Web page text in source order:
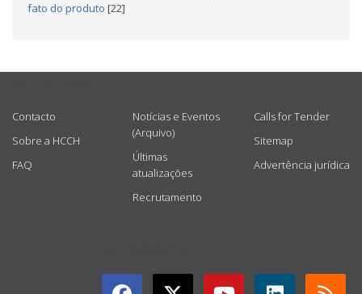
fato do produto [22]
Contacto
Sobre a HCCH
FAQ
Notícias e Eventos
(Arquivo)
Últimas
atualizações
Recrutamento
Calls for Tender
Sitemap
Advertência jurídica